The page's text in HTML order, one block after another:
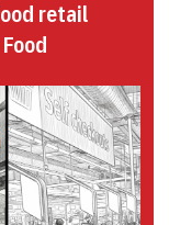
retail